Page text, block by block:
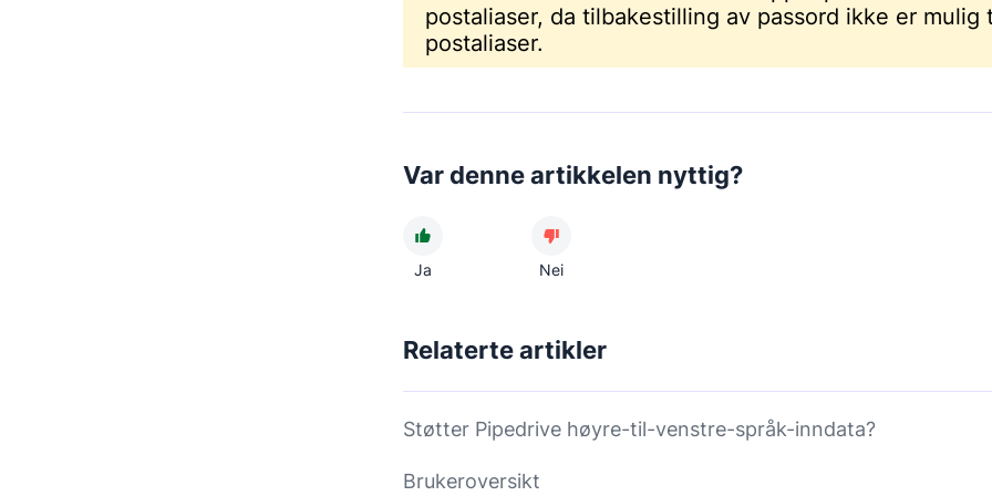
postaliaser, da tilbakestilling av passord ikke er mulig
postaliaser.
Var denne artikkelen nyttig?
Ja Nei
Relaterte artikler
Støtter Pipedrive høyre-til-venstre-språk-inndata?
Brukeroversikt